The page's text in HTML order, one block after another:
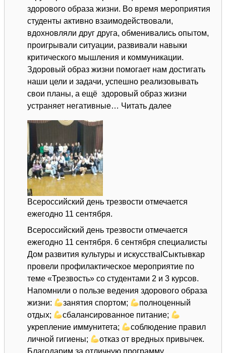
здорового образа жизни. Во время мероприятия
студенты активно взаимодействовали,
вдохновляли друг друга, обменивались опытом,
проигрывали ситуации, развивали навыки
критического мышления и коммуникации.
Здоровый образ жизни помогает нам достигать
наши цели и задачи, успешно реализовывать
свои планы, а ещё здоровый образ жизни
устраняет негативные… Читать далее:
Всероссийский день трезвости отмечается
ежегодно 11 сентября.
Всероссийский день трезвости отмечается
ежегодно 11 сентября. 6 сентября специалисты
Дом развития культуры и искусстваIСыктывкар
провели профилактическое мероприятие по
теме «Трезвость» со студентами 2 и 3 курсов.
Напомнили о пользе ведения здорового образа
жизни:
занятия спортом;
полноценный
отдых;
сбалансированное питание;
укрепление иммунитета;
соблюдение правил
личной гигиены;
отказ от вредных привычек.
Благодарим за отличную программу